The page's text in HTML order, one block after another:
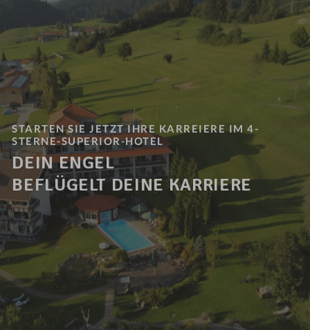
STARTEN SIE JETZT IHRE KARREIERE IM 4-
STERNE-SUPERIOR-HOTEL
DEIN ENGEL
BEFLÜGELT DEINE KARRIERE